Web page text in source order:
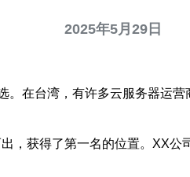
2025年5月29日
在台湾，有许多云服务器运
获得了第一名的位置。XX公